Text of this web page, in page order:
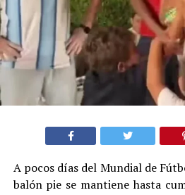
A pocos días del Mundial de
balón pie se mantiene hasta